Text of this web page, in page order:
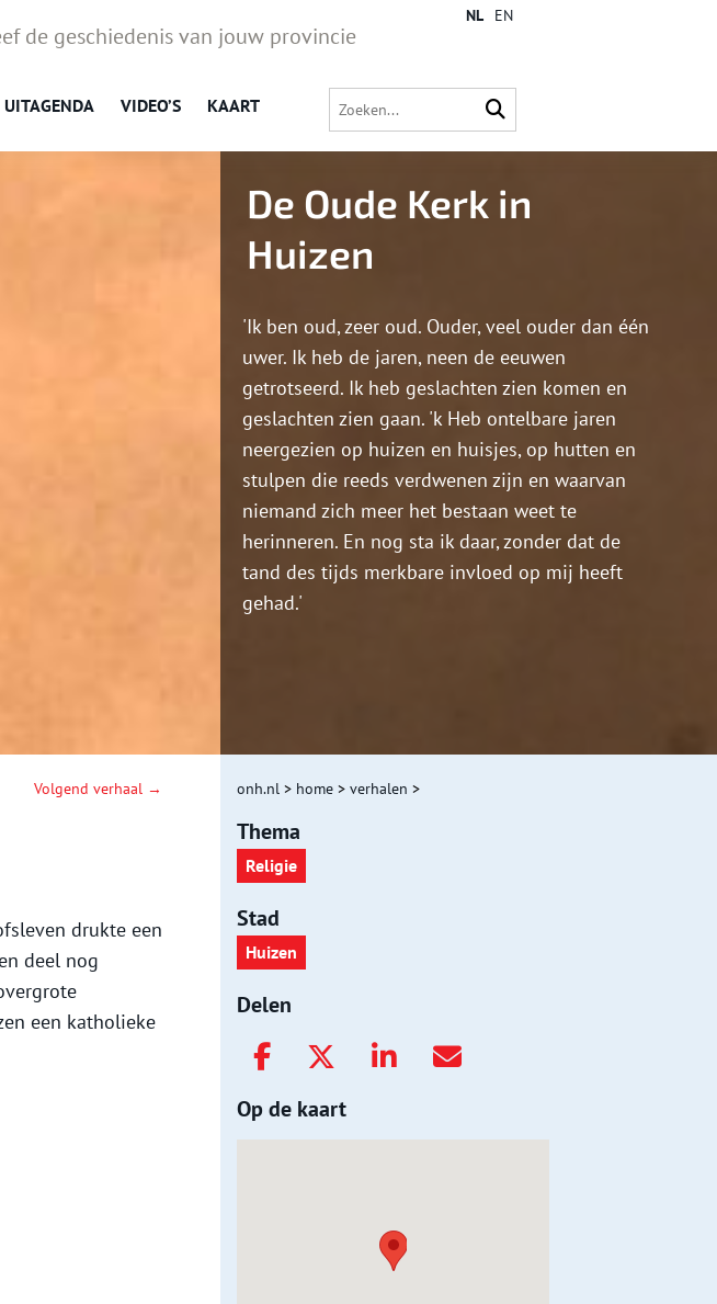
de geschiedenis van jouw provincie
UITAGENDA VIDEO’S KAART
NL EN
De Oude Kerk in
Huizen
'Ik ben oud, zeer oud. Ouder, veel ouder dan één
uwer. Ik heb de jaren, neen de eeuwen
getrotseerd. Ik heb geslachten zien komen en
geslachten zien gaan. 'k Heb ontelbare jaren
neergezien op huizen en huisjes, op hutten en
stulpen die reeds verdwenen zijn en waarvan
niemand zich meer het bestaan weet te
herinneren. En nog sta ik daar, zonder dat de
tand des tijds merkbare invloed op mij heeft
gehad.'
Volgend verhaal →
drukte een
deel nog
een katholieke
onh.nl > home > verhalen >
Thema
Religie
Stad
Huizen
Delen
Op de kaart